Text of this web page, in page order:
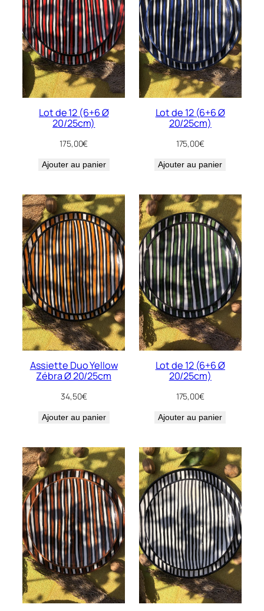
Lot de 12 (6+6 Ø
20/25cm)
175,00€
Ajouter au panier
Lot de 12 (6+6 Ø
20/25cm)
175,00€
Ajouter au panier
Assiette Duo Yellow
Zébra Ø 20/25cm
34,50€
Ajouter au panier
Lot de 12 (6+6 Ø
20/25cm)
175,00€
Ajouter au panier